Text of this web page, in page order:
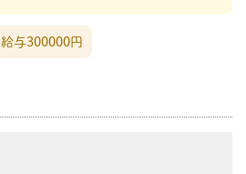
給与300000円